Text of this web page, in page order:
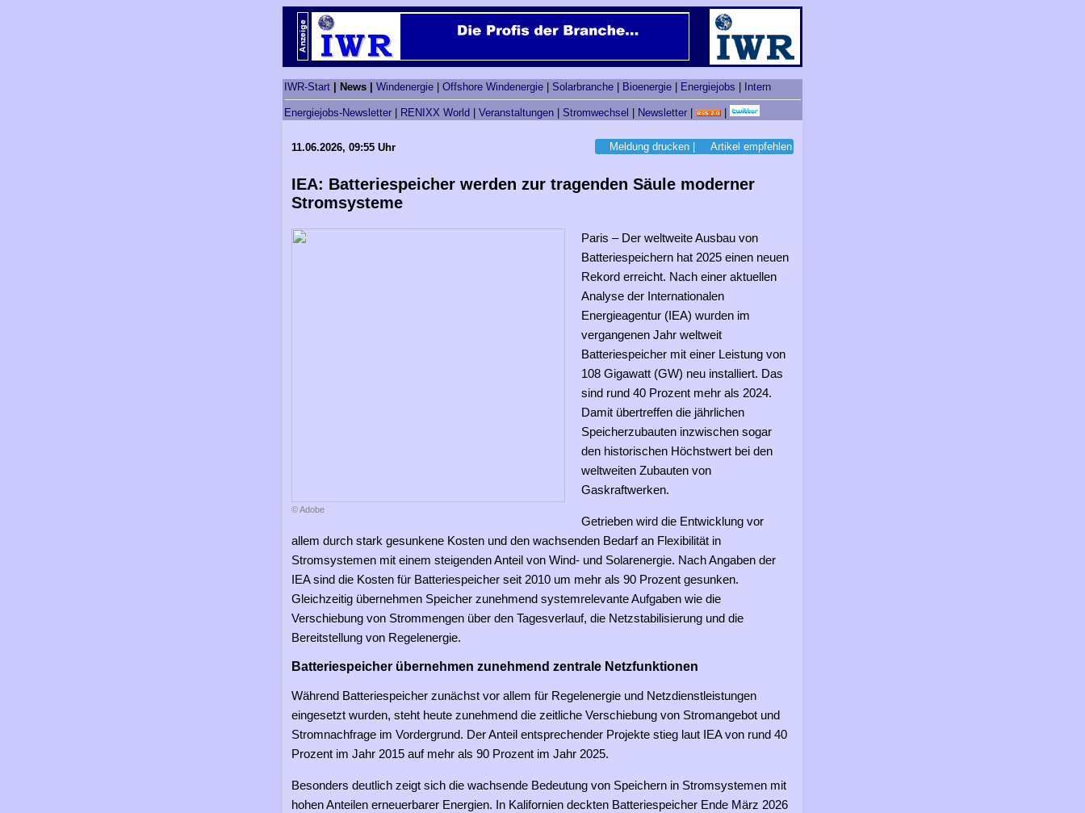
IWR-Start | News | Windenergie Offshore Windenergie Solarbranche Bioenergie Energiejobs Intern
Energiejobs-Newsletter RENIXX World Veranstaltungen Stromwechsel Newsletter
Meldung drucken Artikel empfehlen
11.06.2026, 09:55 Uhr
IEA: Batteriespeicher werden zur tragenden Säule moderner
Stromsysteme
© Adobe
Paris – Der weltweite Ausbau von
Batteriespeichern hat 2025 einen neuen
Rekord erreicht. Nach einer aktuellen
Analyse der Internationalen
Energieagentur (IEA) wurden im
vergangenen Jahr weltweit
Batteriespeicher mit einer Leistung von
108 Gigawatt (GW) neu installiert. Das
sind rund 40 Prozent mehr als 2024.
Damit übertreffen die jährlichen
Speicherzubauten inzwischen sogar
den historischen Höchstwert bei den
weltweiten Zubauten von
Gaskraftwerken.
Getrieben wird die Entwicklung vor
allem durch stark gesunkene Kosten und den wachsenden Bedarf an Flexibilität in
Stromsystemen mit einem steigenden Anteil von Wind- und Solarenergie. Nach Angaben der
IEA sind die Kosten für Batteriespeicher seit 2010 um mehr als 90 Prozent gesunken.
Gleichzeitig übernehmen Speicher zunehmend systemrelevante Aufgaben wie die
Verschiebung von Strommengen über den Tagesverlauf, die Netzstabilisierung und die
Bereitstellung von Regelenergie.
Batteriespeicher übernehmen zunehmend zentrale Netzfunktionen
Während Batteriespeicher zunächst vor allem für Regelenergie und Netzdienstleistungen
eingesetzt wurden, steht heute zunehmend die zeitliche Verschiebung von Stromangebot und
Stromnachfrage im Vordergrund. Der Anteil entsprechender Projekte stieg laut IEA von rund 40
Prozent im Jahr 2015 auf mehr als 90 Prozent im Jahr 2025.
Besonders deutlich zeigt sich die wachsende Bedeutung von Speichern in Stromsystemen mit
hohen Anteilen erneuerbarer Energien. In Kalifornien deckten Batteriespeicher Ende März 2026